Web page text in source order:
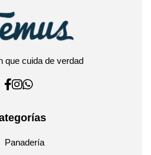
que cuida de verdad
Panadería